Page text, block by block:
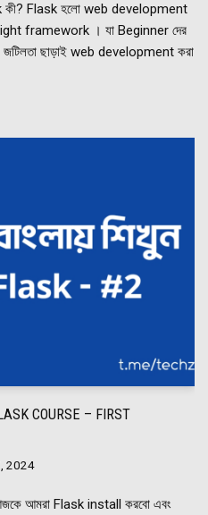
কী? Flask হলো web development
framework । যা Beginner দের
জটিলতা ছাড়াই web development করা
COURSE – FIRST
2024
আমরা Flask install করবো এবং